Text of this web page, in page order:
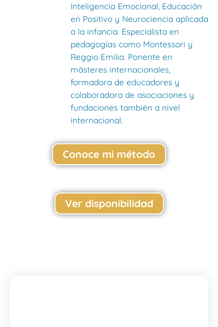
Inteligencia Emocional, Educación
en Positivo y Neurociencia aplicada
a la infancia. Especialista en
pedagogías como Montessori y
Reggio Emilia. Ponente en
másteres internacionales,
formadora de educadores y
colaboradora de asociaciones y
fundaciones también a nivel
internacional.
Conoce mi método
Ver disponibilidad